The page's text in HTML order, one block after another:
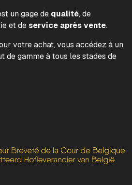
un gage de qualité, de
et deservice après vente.
votre achat, vous accédez à un
de gamme à tous les stades de